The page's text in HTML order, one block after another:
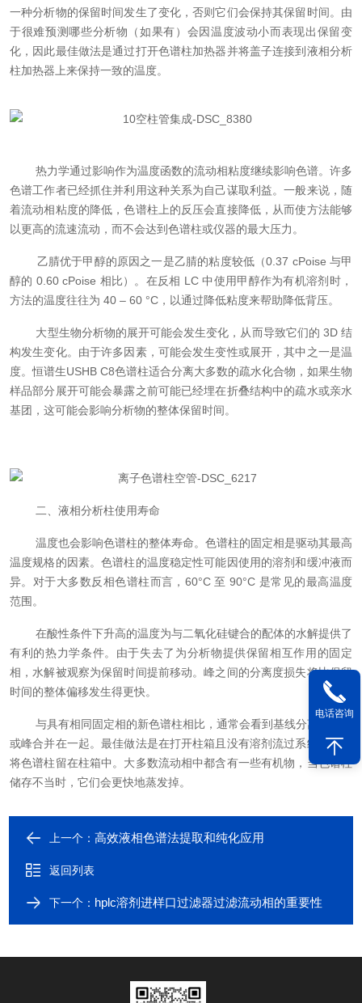
一种分析物的保留时间发生了变化，否则它们会保持其保留时间。由
于很难预测哪些分析物（如果有）会因温度波动小而表现出保留变
化，因此最佳做法是通过打开色谱柱加热器并将盖子连接到液相分析
柱加热器上来保持一致的温度。
热力学通过影响作为温度函数的流动相粘度继续影响色谱。许多
色谱工作者已经抓住并利用这种关系为自己谋取利益。一般来说，随
着流动相粘度的降低，色谱柱上的反压会直接降低，从而使方法能够
以更高的流速流动，而不会达到色谱柱或仪器的最大压力。
乙腈优于甲醇的原因之一是乙腈的粘度较低（0.37 cPoise 与甲
醇的 0.60 cPoise 相比）。在反相 LC 中使用甲醇作为有机溶剂时，
方法的温度往往为 40 – 60 °C，以通过降低粘度来帮助降低背压。
大型生物分析物的展开可能会发生变化，从而导致它们的 3D 结
构发生变化。由于许多因素，可能会发生变性或展开，其中之一是温
度。恒谱生USHB C8色谱柱适合分离大多数的疏水化合物，如果生物
样品部分展开可能会暴露之前可能已经埋在折叠结构中的疏水或亲水
基团，这可能会影响分析物的整体保留时间。
二、液相分析柱使用寿命
温度也会影响色谱柱的整体寿命。色谱柱的固定相是驱动其最高
温度规格的因素。色谱柱的温度稳定性可能因使用的溶剂和缓冲液而
异。对于大多数反相色谱柱而言，60°C 至 90°C 是常见的最高温度
范围。
在酸性条件下升高的温度为与二氧化硅键合的配体的水解提供了
有利的热力学条件。由于失去了为分析物提供保留相互作用的固定
相，水解被观察为保留时间提前移动。峰之间的分离度损失将比保留
时间的整体偏移发生得更快。
与具有相同固定相的新色谱柱相比，通常会看到基线分离度下降
或峰合并在一起。最佳做法是在打开柱箱且没有溶剂流过系统时不要
将色谱柱留在柱箱中。大多数流动相中都含有一些有机物，当色谱柱
储存不当时，它们会更快地蒸发掉。
上一个：高效液相色谱法提取和纯化应用
返回列表
下一个： hplc溶剂进样口过滤器过滤流动相的重要性
电话咨询